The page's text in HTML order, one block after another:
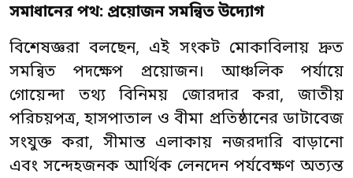
সমাধানের পথ: প্রয়োজন সমন্বিত উদ্যোগ
বিশেষজ্ঞরা বলছেন, এই সংকট মোকাবিলায় দ্রুত
সমন্বিত পদক্ষেপ প্রয়োজন। আঞ্চলিক পর্যায়ে
গোয়েন্দা তথ্য বিনিময় জোরদার করা, জাতীয়
পরিচয়পত্র, হাসপাতাল ও বীমা প্রতিষ্ঠানের ডাটাবেজ
সংযুক্ত করা, সীমান্ত এলাকায় নজরদারি বাড়ানো
এবং সন্দেহজনক আর্থিক লেনদেন পর্যবেক্ষণ অত্যন্ত